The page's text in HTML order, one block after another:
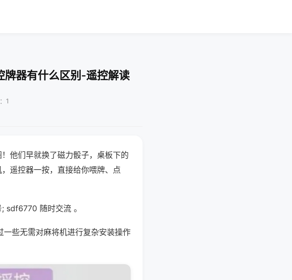
牌器有什么区别-遥控解读
1
他们早就换了磁力骰子，桌板下的
遥控器一按，直接给你喂牌、点
sdf6770 随时交流 。
些无需对麻将机进行复杂安装操作